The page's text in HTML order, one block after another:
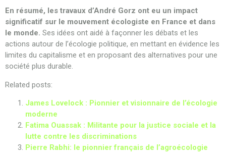
En résumé, les travaux d’André Gorz ont eu un impact
significatif sur le mouvement écologiste en France et dans
le monde. Ses idées ont aidé à façonner les débats et les
actions autour de l’écologie politique, en mettant en évidence les
limites du capitalisme et en proposant des alternatives pour une
société plus durable.
Related posts:
James Lovelock : Pionnier et visionnaire de l’écologie
moderne
Fatima Ouassak : Militante pour la justice sociale et la
lutte contre les discriminations
Pierre Rabhi: le pionnier français de l’agroécologie